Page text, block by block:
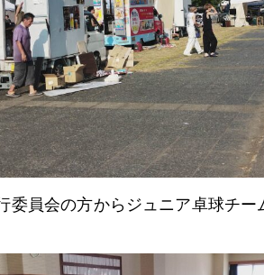
委員会の方からジュニア卓球チ